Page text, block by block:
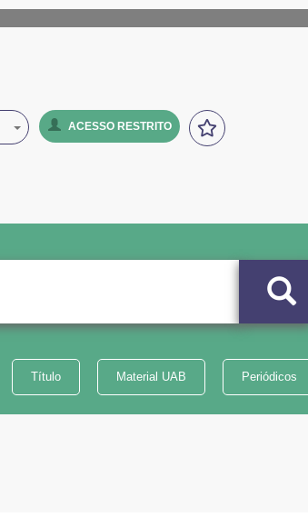
ACESSO RESTRITO
Título Material UAB Periódicos